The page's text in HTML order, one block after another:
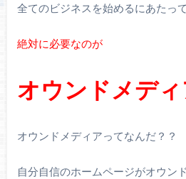
全てのビジネスを始めるにあたって
絶対に必要なのが
オウンドメディ
オウンドメディアってなんだ？？
自分自信のホームページがオウン